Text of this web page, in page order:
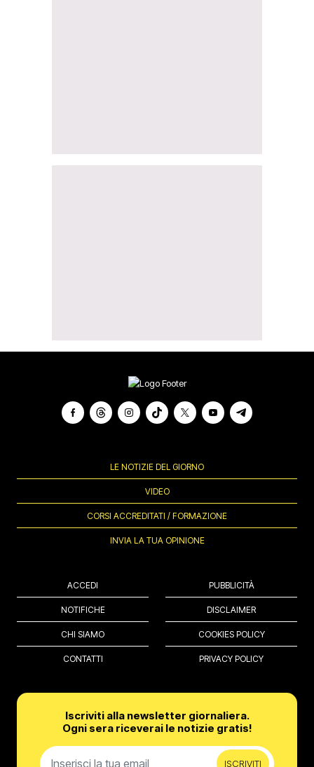
LE NOTIZIE DEL GIORNO
VIDEO
CORSI ACCREDITATI / FORMAZIONE
INVIA LA TUA OPINIONE
ACCEDI
NOTIFICHE
CHI SIAMO
CONTATTI
PUBBLICITÀ
DISCLAIMER
COOKIES POLICY
PRIVACY POLICY
Iscriviti alla newsletter giornaliera.
Ogni sera riceverai le notizie gratis!
ISCRIVITI